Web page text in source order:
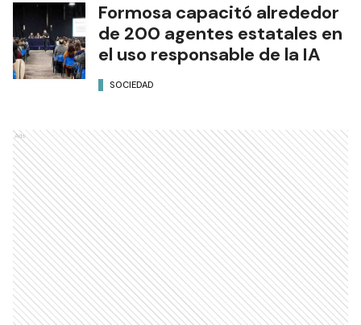
Formosa capacitó alrededor
de 200 agentes estatales en
el uso responsable de la IA
SOCIEDAD
Ads